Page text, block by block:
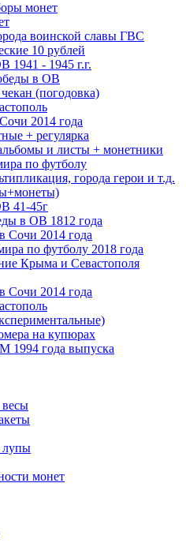
монет
воинской славы ГВС
10 рублей
1941 - 1945 г.г.
в ОВ
(погодовка)
2014 года
+ регулярка
и листы + монетники
по футболу
города герои и т.д.
41-45г
в ОВ 1812 года
Сочи 2014 года
по футболу 2018 года
Крыма и Севастополя
Сочи 2014 года
на купюрах
года выпуска
монет